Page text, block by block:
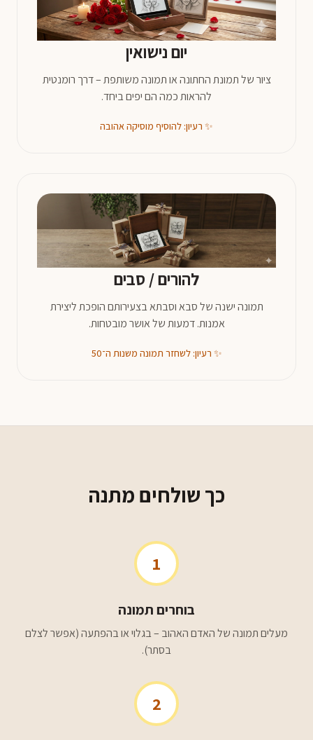
יום נישואין
ציור של תמונת החתונה או תמונה משותפת – דרך רומנטית
להראות כמה הם יפים ביחד.
✨ רעיון: להוסיף מוסיקה אהובה
להורים / סבים
תמונה ישנה של סבא וסבתא בצעירותם הופכת ליצירת
אמנות. דמעות של אושר מובטחות.
✨ רעיון: לשחזר תמונה משנות ה־50
כך שולחים מתנה
1
בוחרים תמונה
מעלים תמונה של האדם האהוב – בגלוי או בהפתעה (אפשר לצלם
בסתר).
2